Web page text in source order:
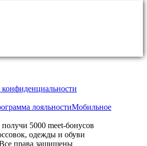
лояльностиМобильное
5000 meet-бонусов
одежды и обуви
права защищены